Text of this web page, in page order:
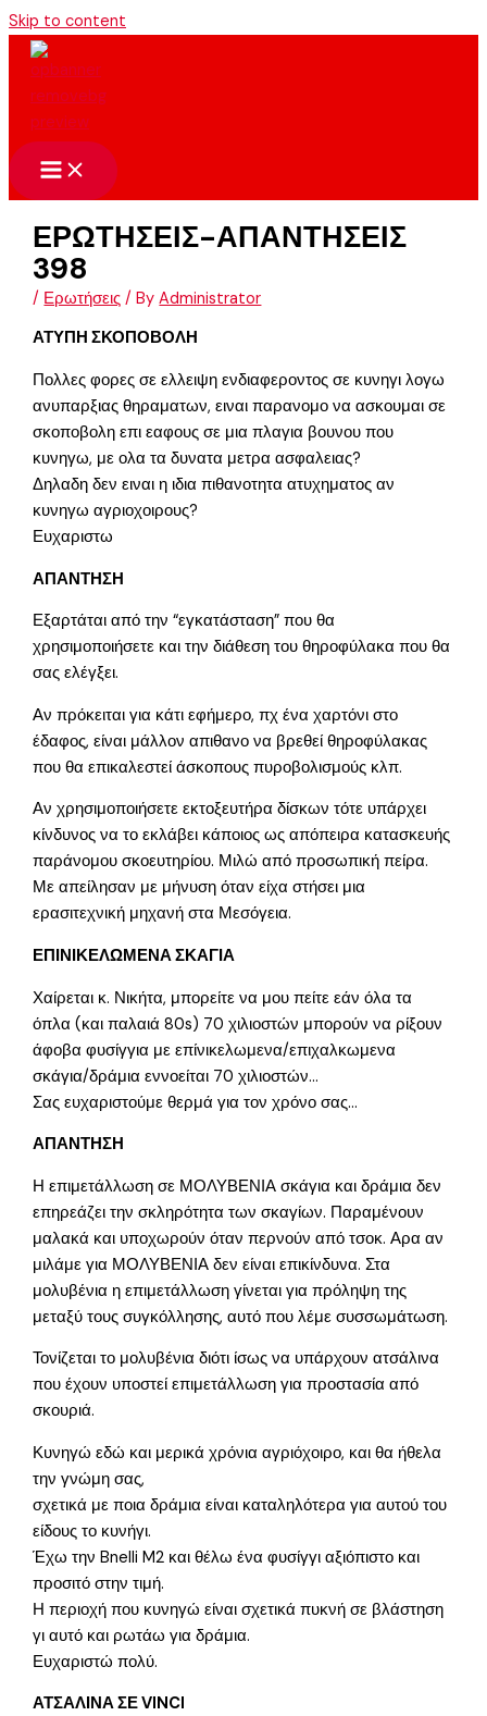
Skip to content
ΕΡΩΤΗΣΕΙΣ-ΑΠΑΝΤΗΣΕΙΣ
398
/ Ερωτήσεις / ByAdministrator
ΑΤΥΠΗ ΣΚΟΠΟΒΟΛΗ
Πολλες φορες σε ελλειψη ενδιαφεροντος σε κυνηγι λογω
ανυπαρξιας θηραματων, ειναι παρανομο να ασκουμαι σε
σκοποβολη επι εαφους σε μια πλαγια βουνου που
κυνηγω, με ολα τα δυνατα μετρα ασφαλειας?
Δηλαδη δεν ειναι η ιδια πιθανοτητα ατυχηματος αν
κυνηγω αγριοχοιρους?
Ευχαριστω
ΑΠΑΝΤΗΣΗ
Εξαρτάται από την “εγκατάσταση” που θα
χρησιμοποιήσετε και την διάθεση του θηροφύλακα που θα
σας ελέγξει.
Αν πρόκειται για κάτι εφήμερο, πχ ένα χαρτόνι στο
έδαφος, είναι μάλλον απιθανο να βρεθεί θηροφύλακας
που θα επικαλεστεί άσκοπους πυροβολισμούς κλπ.
Αν χρησιμοποιήσετε εκτοξευτήρα δίσκων τότε υπάρχει
κίνδυνος να το εκλάβει κάποιος ως απόπειρα κατασκευής
παράνομου σκοευτηρίου. Μιλώ από προσωπική πείρα.
Με απείλησαν με μήνυση όταν είχα στήσει μια
ερασιτεχνική μηχανή στα Μεσόγεια.
ΕΠΙΝΙΚΕΛΩΜΕΝΑ ΣΚΑΓΙΑ
Χαίρεται κ. Νικήτα, μπορείτε να μου πείτε εάν όλα τα
όπλα (και παλαιά 80s) 70 χιλιοστών μπορούν να ρίξουν
άφοβα φυσίγγια με επίνικελωμενα/επιχαλκωμενα
σκάγια/δράμια εννοείται 70 χιλιοστών…
Σας ευχαριστούμε θερμά για τον χρόνο σας…
ΑΠΑΝΤΗΣΗ
Η επιμετάλλωση σε ΜΟΛΥΒΕΝΙΑ σκάγια και δράμια δεν
επηρεάζει την σκληρότητα των σκαγίων. Παραμένουν
μαλακά και υποχωρούν όταν περνούν από τσοκ. Αρα αν
μιλάμε για ΜΟΛΥΒΕΝΙΑ δεν είναι επικίνδυνα. Στα
μολυβένια η επιμετάλλωση γίνεται για πρόληψη της
μεταξύ τους συγκόλλησης, αυτό που λέμε συσσωμάτωση.
Τονίζεται το μολυβένια διότι ίσως να υπάρχουν ατσάλινα
που έχουν υποστεί επιμετάλλωση για προστασία από
σκουριά.
Κυνηγώ εδώ και μερικά χρόνια αγριόχοιρο, και θα ήθελα
την γνώμη σας,
σχετικά με ποια δράμια είναι καταληλότερα για αυτού του
είδους το κυνήγι.
Έχω την Bnelli M2 και θέλω ένα φυσίγγι αξιόπιστο και
προσιτό στην τιμή.
Η περιοχή που κυνηγώ είναι σχετικά πυκνή σε βλάστηση
γι αυτό και ρωτάω για δράμια.
Ευχαριστώ πολύ.
ΑΤΣΑΛΙΝΑ ΣΕ VINCI